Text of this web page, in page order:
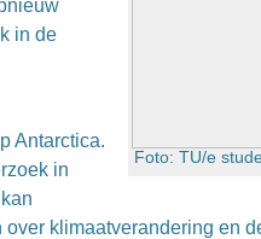
Foto: TU/e
in de
Antarctica.
in
klimaatverandering en